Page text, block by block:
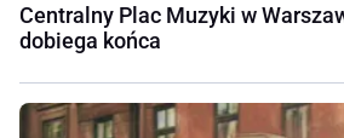
Centralny Plac Muzyki w
dobiega końca